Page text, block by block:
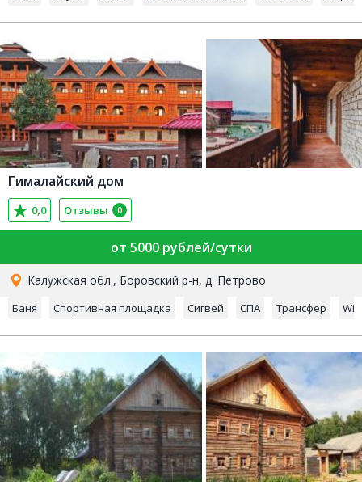
Гималайский дом
0,0 Отзывы 0
от 5000 рублей/сутки
Калужская обл., Боровский р-н, д. Петрово
Баня Спортивная площадка Сигвей СПА Трансфер Wi-